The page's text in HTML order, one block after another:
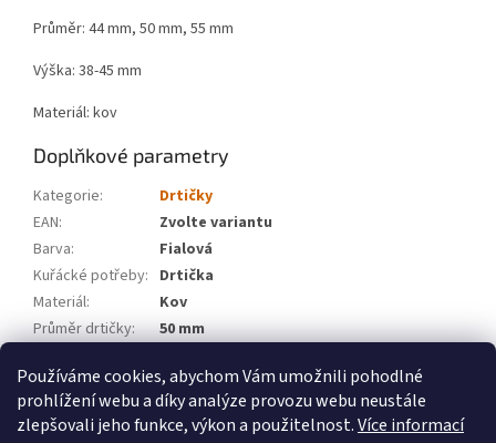
Používáme cookies, abychom Vám umožnili pohodlné
prohlížení webu a díky analýze provozu webu neustále
zlepšovali jeho funkce, výkon a použitelnost.Více informací
Průměr: 44 mm, 50 mm, 55 mm
Výška: 38-45 mm
Materiál: kov
Doplňkové parametry
Kategorie:
Drtičky
EAN:
Zvolte variantu
Barva:
Fialová
Kuřácké potřeby: Drtička
Materiál:
Kov
Průměr drtičky:
50 mm